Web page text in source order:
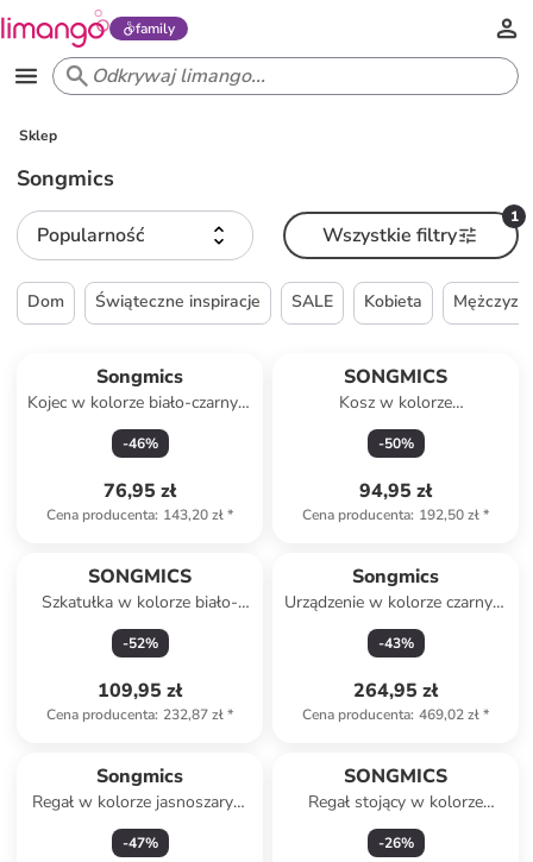
family
Sklep
Songmics
Popularność
1
Wszystkie filtry
Dom Świąteczne inspiracje SALE Kobieta
Songmics
Kojec w kolorze biało-czarnym
dla zwierząt - 143 x 46 x 73
cm
-46%
76,95 zł
Cena producenta: 143,20 zł*
SONGMICS
Kosz w kolorze
jasnobrązowo-białym na
pranie - 60 x 61,5 x 40 cm
-50%
94,95 zł
Cena producenta: 192,50 zł*
SONGMICS
Szkatułka w kolorze biało-
beżowym - 26 x 17 x 18 cm
-52%
109,95 zł
Cena producenta: 232,87 zł*
Songmics
Urządzenie w kolorze czarnym
do kostek lodu - 25 x 32 x 31
cm
-43%
264,95 zł
Cena producenta: 469,02 zł*
Songmics
Regał w kolorze jasnoszarym
na buty - 45 x 174 x 30 cm
-47%
SONGMICS
Regał stojący w kolorze
jasnobrązowym - 60 x 66 x 26
cm
-26%